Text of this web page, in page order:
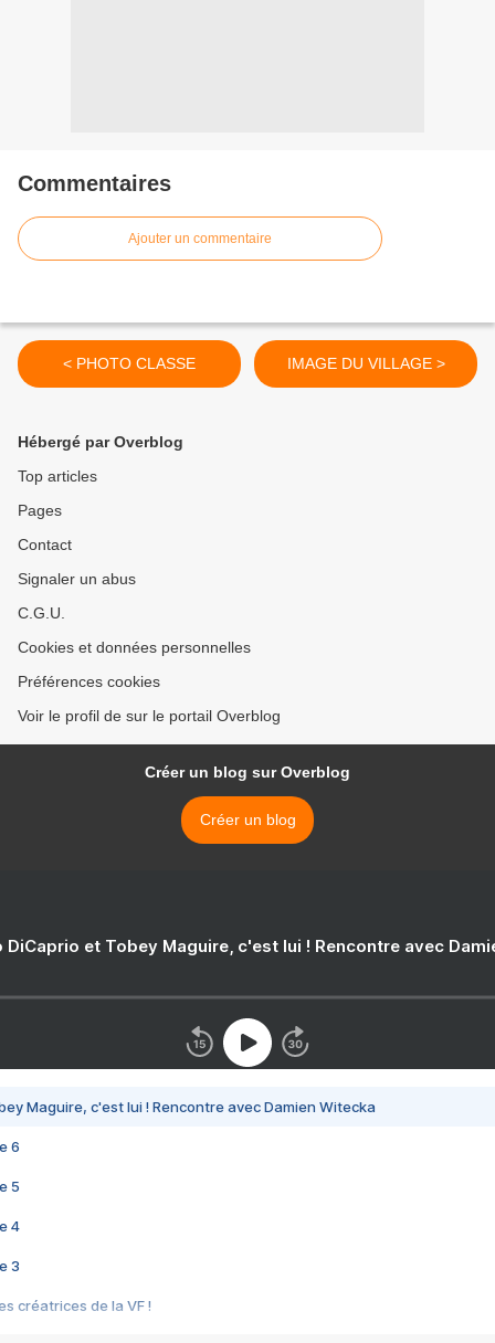
Commentaires
Ajouter un commentaire
< PHOTO CLASSE IMAGE DU VILLAGE >
Hébergé par Overblog
Top articles
Pages
Contact
Signaler un abus
C.G.U.
Cookies et données personnelles
Préférences cookies
Voir le profil de sur le portail Overblog
Créer un blog sur Overblog
Créer un blog
DiCaprio et Tobey Maguire, c'est lui ! Rencontre avec
Maguire, c'est lui ! Rencontre avec Damien Witecka
6
5
4
3
créatrices de la VF !